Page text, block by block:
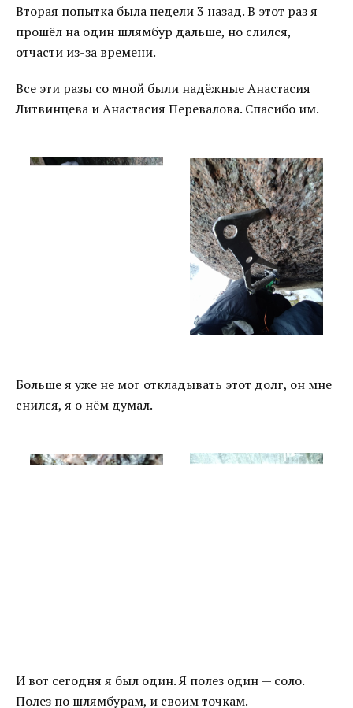
Вторая попытка была недели 3 назад. В этот раз я
прошёл на один шлямбур дальше, но слился,
отчасти из-за времени.
Все эти разы со мной были надёжные Анастасия
Литвинцева и Анастасия Перевалова. Спасибо им.
Больше я уже не мог откладывать этот долг, он мне
снился, я о нём думал.
И вот сегодня я был один. Я полез один — соло.
Полез по шлямбурам, и своим точкам.